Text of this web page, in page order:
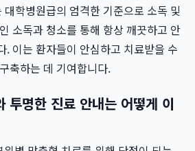
학병원급의 엄격한 기준으로 소독 및
소독과 청소를 통해 항상 깨끗하고 안
. 이는 환자들이 안심하고 치료받을 수
축하는 데 기여합니다.
투명한 진료 안내는 어떻게 이